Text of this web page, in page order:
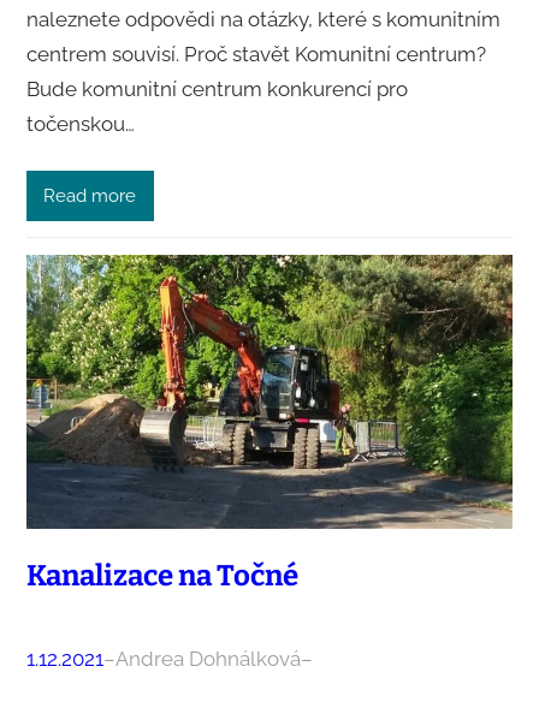
naleznete odpovědi na otázky, které s komunitním
centrem souvisí. Proč stavět Komunitní centrum?
Bude komunitní centrum konkurencí pro
točenskou…
Read more
Kanalizace na Točné
1.12.2021–Andrea Dohnálková–